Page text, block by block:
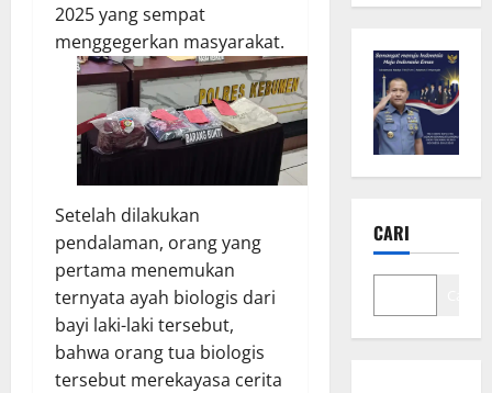
2025 yang sempat
menggegerkan masyarakat.
Setelah dilakukan
pendalaman, orang yang
pertama menemukan
ternyata ayah biologis dari
bayi laki-laki tersebut,
bahwa orang tua biologis
tersebut merekayasa cerita
CARI